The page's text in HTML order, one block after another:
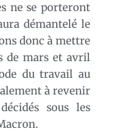
ne se porteront
démantelé le
donc à mettre
de mars et avril
du travail au
à revenir
sous les